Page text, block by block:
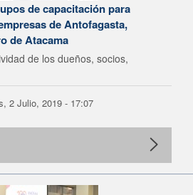
de capacitación para
de Antofagasta,
de Atacama
de los dueños, socios,
2 Julio, 2019 - 17:07